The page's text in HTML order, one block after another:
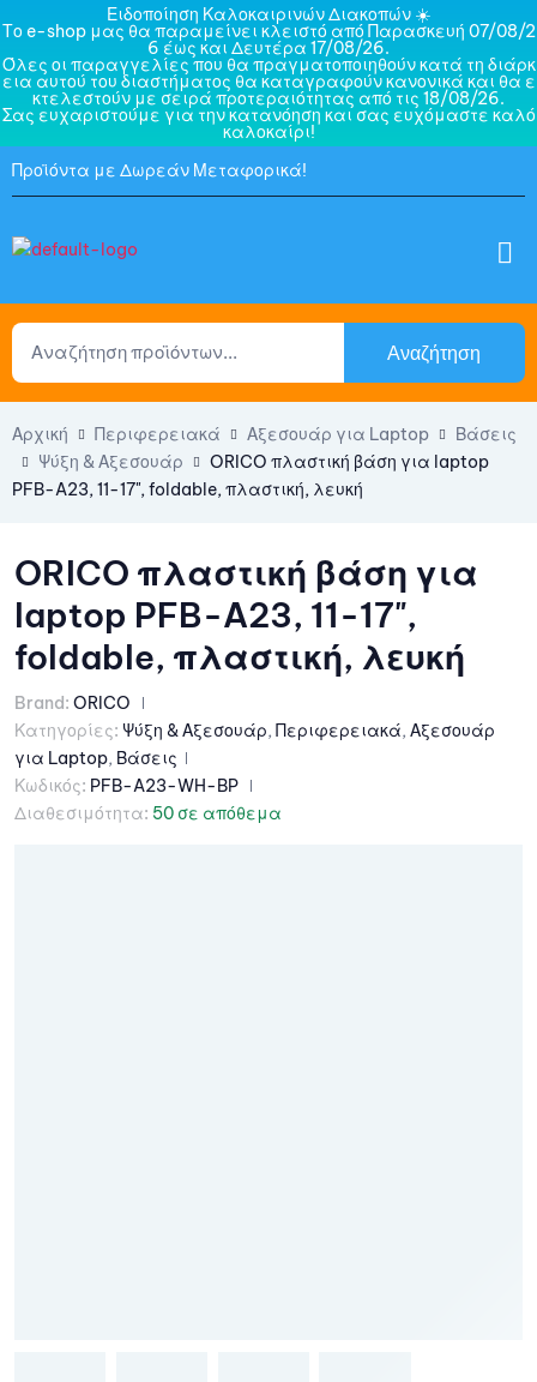
Ειδοποίηση Καλοκαιρινών Διακοπών ☀️
Το e-shop μας θα παραμείνει κλειστό από Παρασκευή 07/08/2
6 έως και Δευτέρα 17/08/26.
Όλες οι παραγγελίες που θα πραγματοποιηθούν κατά τη διάρκ
εια αυτού του διαστήματος θα καταγραφούν κανονικά και θα ε
κτελεστούν με σειρά προτεραιότητας από τις 18/08/26.
Σας ευχαριστούμε για την κατανόηση και σας ευχόμαστε καλό
καλοκαίρι!
Προϊόντα με Δωρεάν Μεταφορικά!
Αναζήτηση
Αρχική Περιφερειακά Αξεσουάρ για Laptop
Βάσεις
Ψύξη & Αξεσουάρ
ORICO πλαστική βάση για laptop
PFB-A23, 11-17", foldable, πλαστική, λευκή
ORICO πλαστική βάση για
laptop PFB-A23, 11-17",
foldable, πλαστική, λευκή
Brand: ORICO
Κατηγορίες: Ψύξη & Αξεσουάρ, Περιφερειακά, Αξεσουάρ
για Laptop, Βάσεις
Κωδικός: PFB-A23-WH-BP
Διαθεσιμότητα: 50 σε απόθεμα